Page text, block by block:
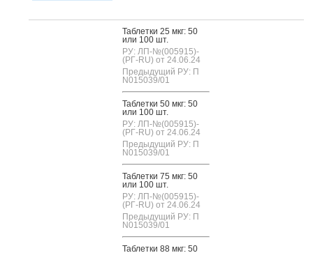
Таб­летки 25 мкг: 50
или 100 шт.
РУ: ЛП-№(005915)-
(РГ-RU) от 24.06.24
Предыдущий РУ: П
N015039/01
Таб­летки 50 мкг: 50
или 100 шт.
РУ: ЛП-№(005915)-
(РГ-RU) от 24.06.24
Предыдущий РУ: П
N015039/01
Таб­летки 75 мкг: 50
или 100 шт.
РУ: ЛП-№(005915)-
(РГ-RU) от 24.06.24
Предыдущий РУ: П
N015039/01
Таб­летки 88 мкг: 50